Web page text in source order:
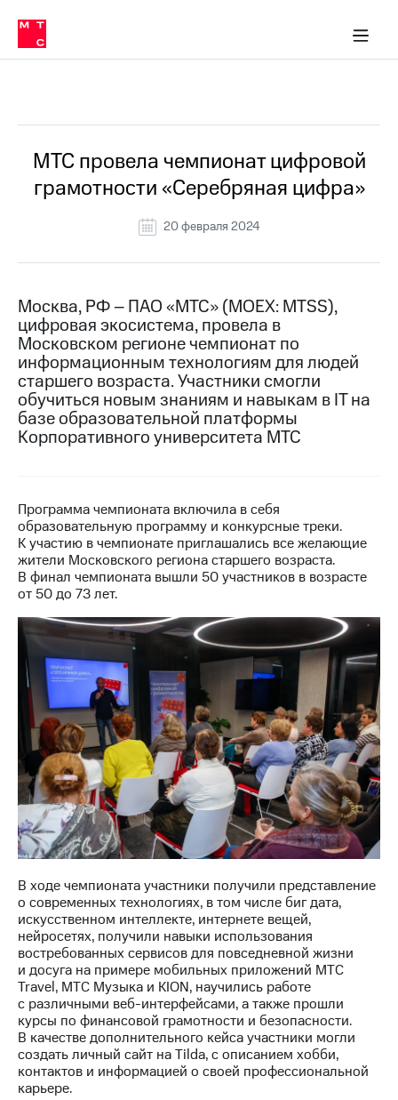
Медиа-центр
и акционерам
Устойчивое развитие
Комплаенс и деловая этика
компании
Карьера
История
компании
информация
Медиа-центр
Пресс-
релизы
МТС
о технологиях
Достижения
отчетность
Контакты
Новости
в
регионе
и акционерам
Корпоративное
управление
Корпоративный
секретарь
Раскрытие
информации
Информация
акционерам
Документы
ПАО
"МТС"
акционеров
Личный
кабинет
акционера
Акционерный
капитал
Контроль
и
аудит
Рынок
акций
в МТС
Пресс-
релизы
о технологиях
МТС провела чемпионат цифровой
грамотности «Серебряная цифра»
20 февраля 2024
Москва, РФ – ПАО «МТС» (MOEX: MTSS),
цифровая экосистема, провела в
Московском регионе чемпионат по
информационным технологиям для людей
старшего возраста. Участники смогли
обучиться новым знаниям и навыкам в IT на
базе образовательной платформы
Корпоративного университета МТС
Программа чемпионата включила в себя
образовательную программу и конкурсные треки.
К участию в чемпионате приглашались все желающие
жители Московского региона старшего возраста.
В финал чемпионата вышли 50 участников в возрасте
от 50 до 73 лет.
В ходе чемпионата участники получили представление
о современных технологиях, в том числе биг дата,
искусственном интеллекте, интернете вещей,
нейросетях, получили навыки использования
востребованных сервисов для повседневной жизни
и досуга на примере мобильных приложений МТС
Travel, МТС Музыка и KION, научились работе
с различными веб-интерфейсами, а также прошли
курсы по финансовой грамотности и безопасности.
В качестве дополнительного кейса участники могли
создать личный сайт на Tilda, с описанием хобби,
контактов и информацией о своей профессиональной
карьере.